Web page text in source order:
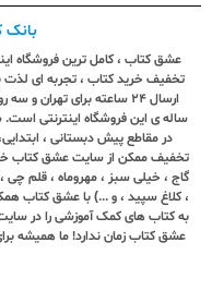
عشق کتاب ، کامل ترین فروشگاه
تخفیف خرید کتاب ، تجربه ای لذت
ارسال ٢٤ ساعته برای
ساله ی این فروشگاه اینترنتی
در مقاطع پیش دبستانی ،
تخفیف ممکن از سایت عشق کتاب
گاج ، خیلی سبز ، مهروماه ، قلم چی ،
، کلاغ سپید ، و ...) با عشق کتاب
به کتاب های کمک آموزشی را در
عشق کتاب زمان ندارد! ما همیشه